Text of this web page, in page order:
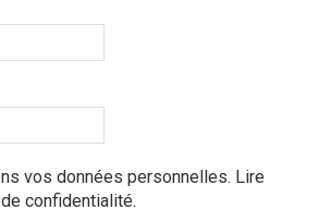
vos données personnelles. Lire
confidentialité.